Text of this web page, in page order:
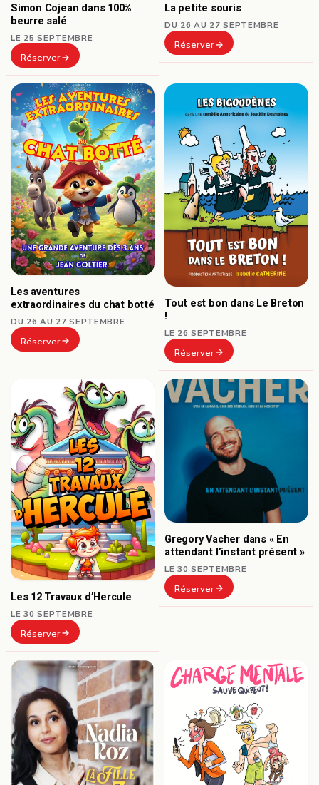
Simon Cojean dans 100%
beurre salé
LE 25 SEPTEMBRE
Réserver
La petite souris
DU 26 AU 27 SEPTEMBRE
Réserver
Les aventures
extraordinaires du chat botté
DU 26 AU 27 SEPTEMBRE
Réserver
Tout est bon dans Le Breton
!
LE 26 SEPTEMBRE
Réserver
Les 12 Travaux d’Hercule
LE 30 SEPTEMBRE
Réserver
Gregory Vacher dans « En
attendant l’instant présent »
LE 30 SEPTEMBRE
Réserver